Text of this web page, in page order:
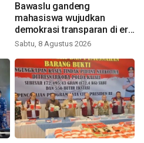
Bawaslu gandeng
mahasiswa wujudkan
demokrasi transparan di era
digital
Sabtu, 8 Agustus 2026